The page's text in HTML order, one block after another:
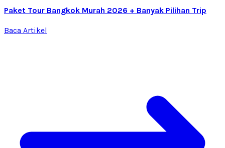
Paket Tour Bangkok Murah 2026 + Banyak Pilihan Trip
Baca Artikel